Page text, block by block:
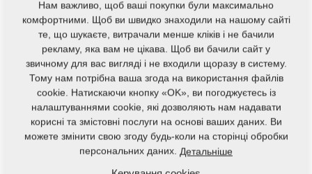
KOMPAKTOMAT
Маса: 0,1250 Кг
Нам важливо, щоб ваші покупки були максимально
комфортними. Щоб ви швидко знаходили на нашому сайті
те, що шукаєте, витрачали менше кліків і не бачили
рекламу, яка вам не цікава. Щоб ви бачили сайт у
звичному для вас вигляді і не входили щоразу в систему.
Тому нам потрібна ваша згода на використання файлів
cookie. Натискаючи кнопку «OK», ви погоджуєтесь із
налаштуваннями cookie, які дозволяють нам надавати
корисні та змістовні послуги на основі ваших даних. Ви
можете змінити свою згоду будь-коли на сторінці обробки
персональних даних. Детальніше